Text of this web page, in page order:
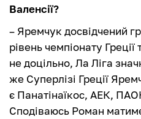
Валенсії?
– Яремчук досвідчений
рівень чемпіонату Греції
не доцільно, Ла Ліга
же Суперлізі Греції
є Панатінаїкос, АЕК,
Сподіваюсь Роман